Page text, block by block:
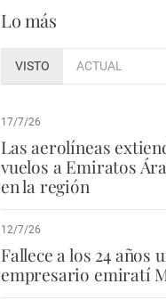
Lo más
VISTO ACTUAL
17/7/26
Las aerolíneas
vuelos a Emiratos
en la región
12/7/26
Fallece a los 24 años
empresario emiratí